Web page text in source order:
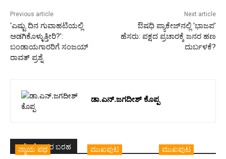
Previous article
‘ಎಷ್ಟು ದಿನ ಗುವಾಹಟಿಯಲ್ಲಿ
ಅಡಗಿಕೊಳ್ಳುತ್ತೀರಿ?’:
ಬಂಡಾಯಗಾರರಿಗೆ ಸಂಜಯ್
ರಾವತ್ ಪ್ರಶ್ನೆ
Next article
ಔಷಧಿ ಪ್ಯಾಕೇಜ್‌ನಲ್ಲಿ ‘ಭಾಜಪ’
ಹೆಸರು: ಪಕ್ಷದ ಪ್ರಚಾರಕ್ಕೆ ಜನರ ಹಣ
ದುರ್ಬಳಕೆ?
ಡಾ.ಎನ್.ಜಗದೀಶ್ ಕೊಪ್ಪ
ಇದೇ ಲೇಖಕರ ಬರಹ
ನ್ಯಾಯ ಪಥ ಮುಖಪುಟ ಮುಖಪುಟ